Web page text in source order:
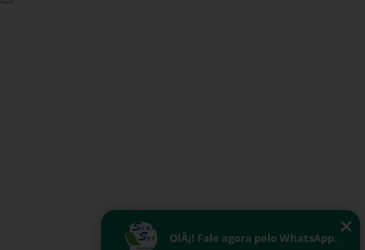
OlÃ¡! Fale agora pelo WhatsApp.